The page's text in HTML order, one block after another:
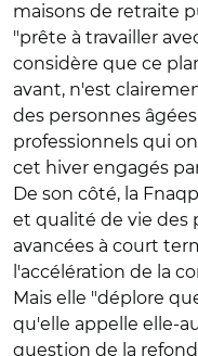
maisons de retraite
"prête à travailler
considère que ce
avant, n'est
des personnes
professionnels qui
cet hiver engagés
De son côté, la
et qualité de vie des
avancées à court
l'accélération de la
Mais elle "déplore
qu'elle appelle elle-
question de la